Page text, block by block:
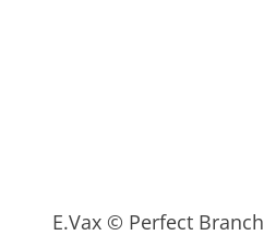
E.Vax © Perfect Branch